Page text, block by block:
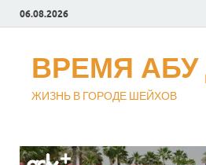
06.08.2026
ВРЕМЯ
ЖИЗНЬ В ГОРОДЕ ШЕЙХОВ